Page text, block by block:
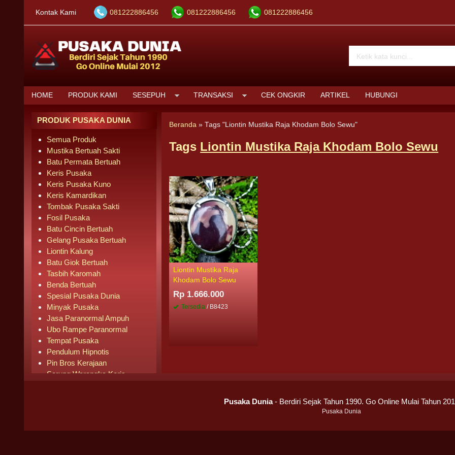
Kontak Kami 081222886456 081222886456 081222886456
HOME PRODUK KAMI SESEPUH TRANSAKSI CEK ONGKIR ARTIKEL HUBUNGI
Beranda »Tags "Liontin Mustika Raja Khodam Bolo Sewu"
Tags Liontin Mustika Raja Khodam Bolo Sewu
Liontin Mustika Raja
Khodam Bolo Sewu
Rp 1.666.000
Tersedia / B8423
PRODUK PUSAKA DUNIA
Semua Produk
Mustika Bertuah Sakti
Batu Permata Bertuah
Keris Pusaka
Keris Pusaka Kuno
Keris Kamardikan
Tombak Pusaka Sakti
Fosil Pusaka
Batu Cincin Bertuah
Gelang Pusaka Bertuah
Liontin Kalung
Batu Giok Bertuah
Tasbih Karomah
Benda Bertuah
Spesial Pusaka Dunia
Minyak Pusaka
Jasa Paranormal Ampuh
Ubo Rampe Paranormal
Tempat Pusaka
Pendulum Hipnotis
Pin Bros Kerajaan
Sarung Warangka Keris
Pusaka Laris Terjual
Pusaka Dunia- Berdiri Sejak Tahun 1990. Go Online Mulai Tahun
Pusaka Dunia